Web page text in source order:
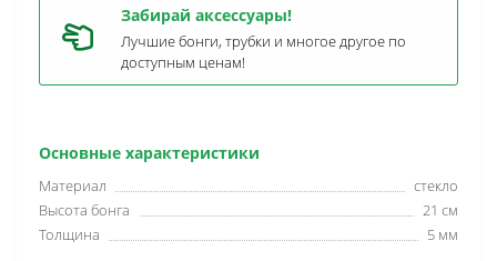
Основные характеристики
Материал
стекло
Высота бонга
21 см
Толщина
5 мм
Забирай аксессуары!
Лучшие бонги, трубки и многое другое по
доступным ценам!